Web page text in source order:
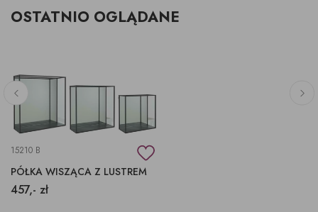
OSTATNIO OGLĄDANE
15210 B
PÓŁKA WISZĄCA Z LUSTREM
457,- zł